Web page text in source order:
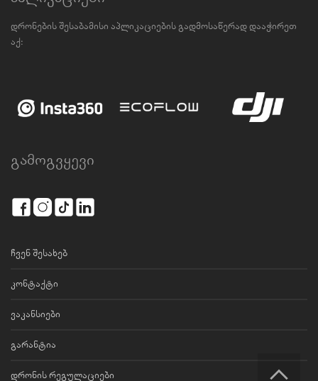
დრონების შესაბამისი აპლიკაციების გადმოსაწერად დააჭირეთ
აქ:
გამოგვყევი
ჩვენ შესახებ
კონტაქტი
ვაკანსიები
გარანტია
დრონის რეგულაციები